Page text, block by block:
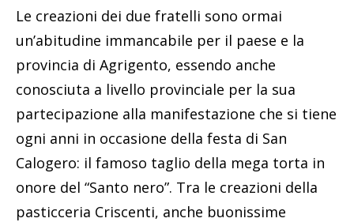
Le creazioni dei due fratelli sono ormai
un’abitudine immancabile per il paese e la
provincia di Agrigento, essendo anche
conosciuta a livello provinciale per la sua
partecipazione alla manifestazione che si tiene
ogni anni in occasione della festa di San
Calogero: il famoso taglio della mega torta in
onore del “Santo nero”. Tra le creazioni della
pasticceria Criscenti, anche buonissime